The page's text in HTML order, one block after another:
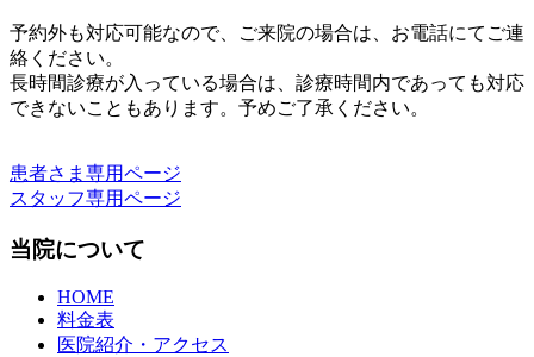
予約外も対応可能なので、ご来院の場合は、お電話にてご連
絡ください。
長時間診療が入っている場合は、診療時間内であっても対応
できないこともあります。予めご了承ください。
患者さま専用ページ
スタッフ専用ページ
当院について
HOME
料金表
医院紹介・アクセス